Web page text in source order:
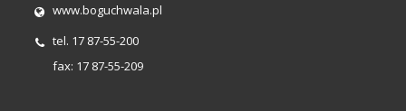
www.boguchwala.pl
tel. 17 87-55-200
fax: 17 87-55-209